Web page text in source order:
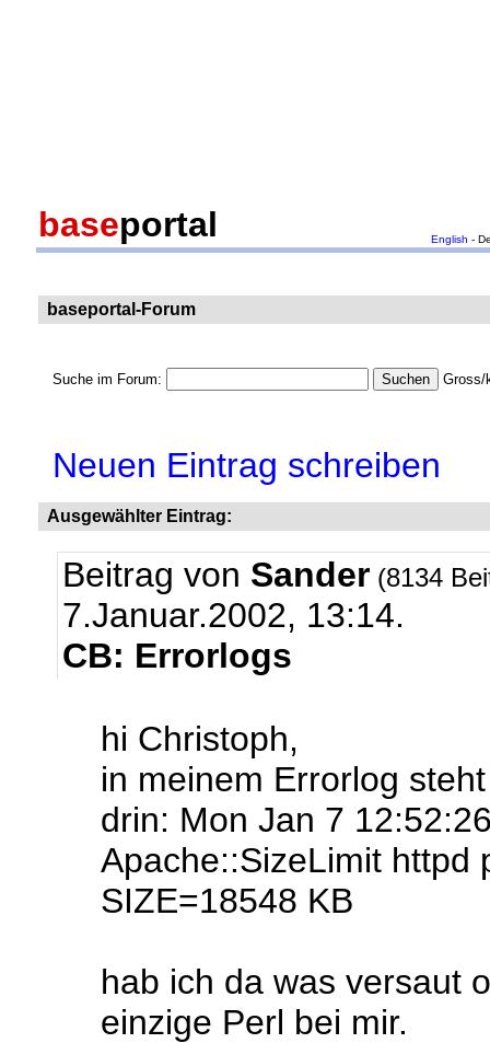
baseportal English -
baseportal-Forum
Suche im Forum: Gross/
Neuen Eintrag schreiben
Ausgewählter Eintrag:
Beitrag von Sander (8134
7.Januar.2002, 13:14.
CB: Errorlogs
hi Christoph,
in meinem Errorlog
drin: Mon Jan 7
Apache::SizeLimit httpd
SIZE=18548 KB
hab ich da was versaut
einzige Perl bei mir.